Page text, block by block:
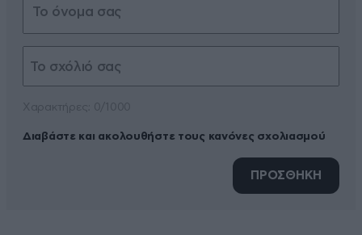
Διαβάστε και ακολουθήστε τους κανόνες σχολιασμού
ΠΡΟΣΘΗΚΗ